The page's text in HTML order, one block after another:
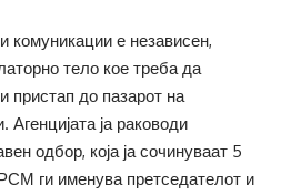
комуникации е независен,
тело кое треба да
пристап до пазарот на
ја раководи
одбор, која ја сочинуваат 5
ги именува претседателот и